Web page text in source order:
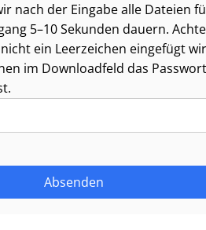
nach der Eingabe alle Dateien
5–10 Sekunden dauern.
ein Leerzeichen eingefügt
im Downloadfeld das
Absenden